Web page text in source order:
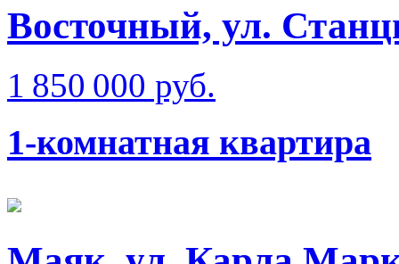
Восточный, ул.
1 850 000 руб.
1-комнатная квартира